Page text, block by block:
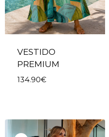
VESTIDO
PREMIUM
134.90€